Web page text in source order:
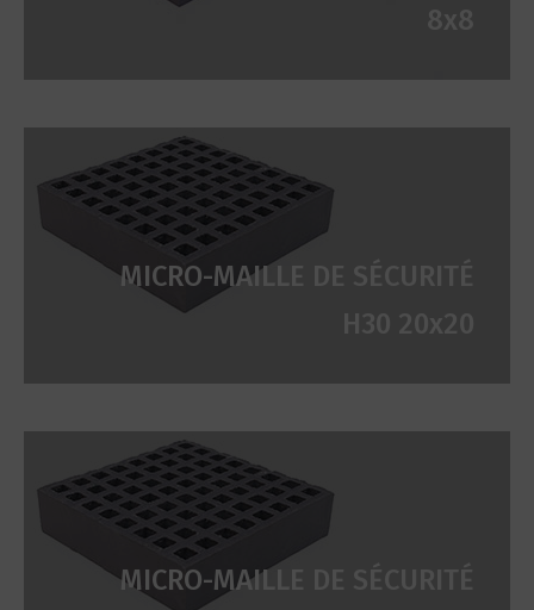
MICRO-MAILLE DE SÉCURITÉ
MICRO-MAILLE DE SÉCURITÉ